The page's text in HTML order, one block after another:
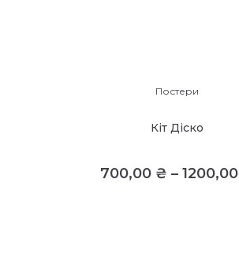
Постери
Кіт Діско
700,00 ₴ – 1200,00